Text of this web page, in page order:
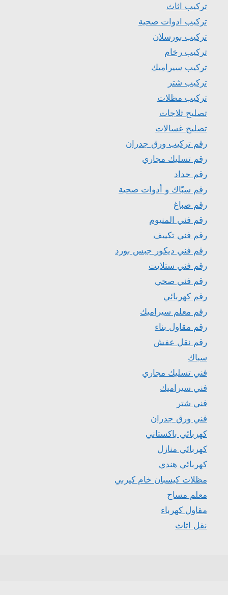
تركيب اثاث
تركيب ادوات صحية
تركيب بورسلان
تركيب رخام
تركيب سيراميك
تركيب شتر
تركيب مظلات
تصليح ثلاجات
تصليح غسالات
رقم تركيب ورق جدران
رقم تسليك مجاري
رقم حداد
رقم سبّاك و أدوات صحية
رقم صباغ
رقم فني المنيوم
رقم فني تكييف
رقم فني ديكور جبس بورد
رقم فني ستلايت
رقم فني صحي
رقم كهربائي
رقم معلم سيراميك
رقم مقاول بناء
رقم نقل عفش
سباك
فني تسليك مجاري
فني سيراميك
فني شتر
فني ورق جدران
كهربائي باكستاني
كهربائي منازل
كهربائي هندي
مظلات كيسبان خام كيربي
معلم مساح
مقاول كهرباء
نقل اثاث